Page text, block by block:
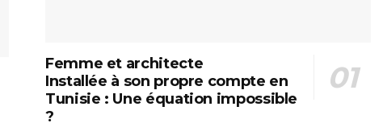
Femme et architecte
Installée à son propre compte en
Tunisie : Une équation impossible
?